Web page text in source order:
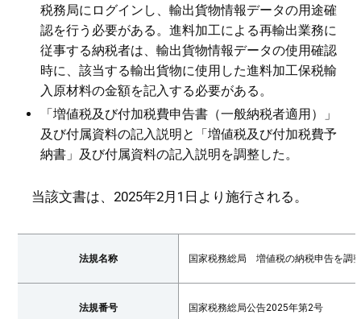
税務局にログインし、輸出貨物情報データの用途確
認を行う必要がある。進料加工による再輸出業務に
従事する納税者は、輸出貨物情報データの使用確認
時に、該当する輸出貨物に使用した進料加工保税輸
入原材料の金額を記入する必要がある。
「増値税及び付加税費申告書（一般納税者適用）」
及び付属資料の記入説明と「増値税及び付加税費予
納書」及び付属資料の記入説明を調整した。
当該文書は、2025年2月1日より施行される。
法規名称 国家税務総局 増値税の納税申告を調
法規番号 国家税務総局公告2025年第2号